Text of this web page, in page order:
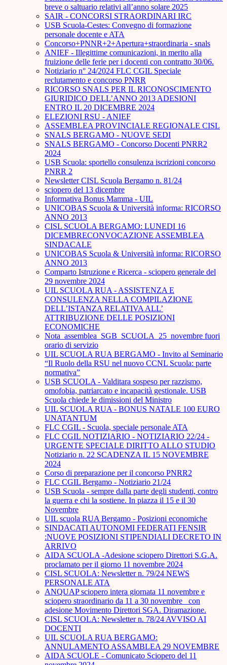
breve o saltuario relativi all’anno solare 2025
SAIR - CONCORSI STRAORDINARI IRC
USB Scuola-Cestes: Convegno di formazione
personale docente e ATA
Concorso+PNNR+2+Apertura+straordinaria - snals
ANIEF - Illegittime comunicazioni, in merito alla
fruizione delle ferie per i docenti con contratto 30/06.
Notiziario n° 24/2024 FLC CGIL Speciale
reclutamento e concorso PNRR
RICORSO SNALS PER IL RICONOSCIMENTO
GIURIDICO DELL’ANNO 2013 ADESIONI
ENTRO IL 20 DICEMBRE 2024
ELEZIONI RSU - ANIEF
ASSEMBLEA PROVINCIALE REGIONALE CISL
SNALS BERGAMO - NUOVE SEDI
SNALS BERGAMO - Concorso Docenti PNRR2
2024
USB Scuola: sportello consulenza iscrizioni concorso
PNRR 2
Newsletter CISL Scuola Bergamo n. 81/24
sciopero del 13 dicembre
Informativa Bonus Mamma - UIL
UNICOBAS Scuola & Università informa: RICORSO
ANNO 2013
CISL SCUOLA BERGAMO: LUNEDI 16
DICEMBRECONVOCAZIONE ASSEMBLEA
SINDACALE
UNICOBAS Scuola & Università informa: RICORSO
ANNO 2013
Comparto Istruzione e Ricerca - sciopero generale del
29 novembre 2024
UIL SCUOLA RUA - ASSISTENZA E
CONSULENZA NELLA COMPILAZIONE
DELL’ISTANZA RELATIVA ALL’
ATTRIBUZIONE DELLE POSIZIONI
ECONOMICHE
Nota_assemblea_SGB_SCUOLA_25_novembre fuori
orario di servizio
UIL SCUOLA RUA BERGAMO - Invito al Seminario
“Il Ruolo della RSU nel nuovo CCNL Scuola: parte
normativa”
USB SCUOLA - Valditara sospeso per razzismo,
omofobia, patriarcato e incapacità gestionale. USB
Scuola chiede le dimissioni del Ministro
UIL SCUOLA RUA - BONUS NATALE 100 EURO
UNATANTUM
FLC CGIL - Scuola, speciale personale ATA
FLC CGIL NOTIZIARIO - NOTIZIARIO 22/24 -
URGENTE SPECIALE DIRITTO ALLO STUDIO
Notiziario n. 22 SCADENZA IL 15 NOVEMBRE
2024
Corso di preparazione per il concorso PNRR2
FLC CGIL Bergamo - Notiziario 21/24
USB Scuola - sempre dalla parte degli studenti, contro
la guerra e chi la sostiene. In piazza il 15 e il 30
Novembre
UIL scuola RUA Bergamo - Posizioni economiche
SINDACATI AUTONOMI FEDERATI FENSIR
:NUOVE POSIZIONI STIPENDIALI DECRETO IN
ARRIVO
AIDA SCUOLA -Adesione sciopero Direttori S.G.A.
proclamato per il giorno 11 novembre 2024
CISL SCUOLA: Newsletter n. 79/24 NEWS
PERSONALE ATA
ANQUAP sciopero intera giornata 11 novembre e
sciopero straordinario da 11 a 30 novembre_ con
adesione Movimento Direttori SGA. Diramazione.
CISL SCUOLA: Newsletter n. 78/24 AVVISO AI
DOCENTI
UIL SCUOLA RUA BERGAMO:
ANNULAMENTO ASSAMBLEA 29 NOVEMBRE
AIDA SCUOLE - Comunicato Sciopero del 11